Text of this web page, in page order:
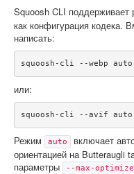
Squoosh CLI поддерживает
как конфигурация кодека.
написать:
squoosh-cli --webp auto
или:
squoosh-cli --avif auto
Режим auto
включает
ориентацией на Butteraugli
параметры
--max-